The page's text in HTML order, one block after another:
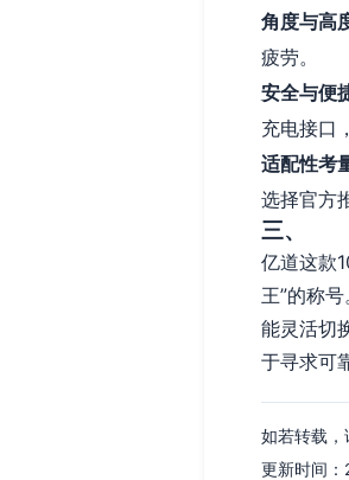
角度与高
疲劳。
安全与便
充电接口
适配性考
选择官方
三、
亿道这款
王”的称
能灵活切
于寻求可
如若转载
更新时间